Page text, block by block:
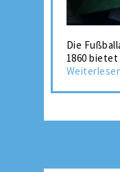
Die
1860 bietet